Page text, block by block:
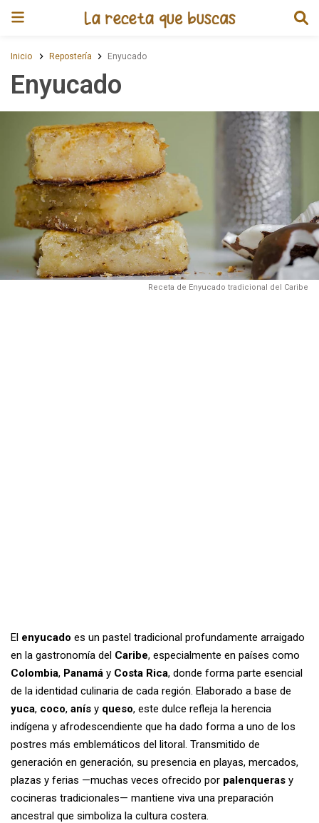
Inicio Repostería Enyucado
Enyucado
Receta de Enyucado tradicional del Caribe
El enyucado es un pastel tradicional profundamente arraigado
en la gastronomía del Caribe, especialmente en países como
Colombia, Panamá y Costa Rica, donde forma parte esencial
de la identidad culinaria de cada región. Elaborado a base de
yuca, coco, anís y queso, este dulce refleja la herencia
indígena y afrodescendiente que ha dado forma a uno de los
postres más emblemáticos del litoral. Transmitido de
generación en generación, su presencia en playas, mercados,
plazas y ferias —muchas veces ofrecido por palenqueras y
cocineras tradicionales— mantiene viva una preparación
ancestral que simboliza la cultura costera.